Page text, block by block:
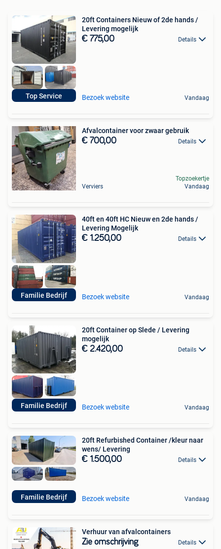
Top Service
20ft Containers Nieuw of 2de hands /
Levering mogelijk
€ 775,00 Details
Bezoek website Vandaag
Afvalcontainer voor zwaar gebruik
€ 700,00 Details
Verviers
Topzoekertje
Vandaag
Familie Bedrijf
40ft en 40ft HC Nieuw en 2de hands /
Levering Mogelijk
€ 1.250,00 Details
Bezoek website Vandaag
Familie Bedrijf
20ft Container op Slede / Levering
mogelijk
€ 2.420,00 Details
Bezoek website Vandaag
Familie Bedrijf
20ft Refurbished Container /kleur naar
wens/ Levering
€ 1.500,00 Details
Bezoek website Vandaag
Verhuur van afvalcontainers
Zie omschrijving Details